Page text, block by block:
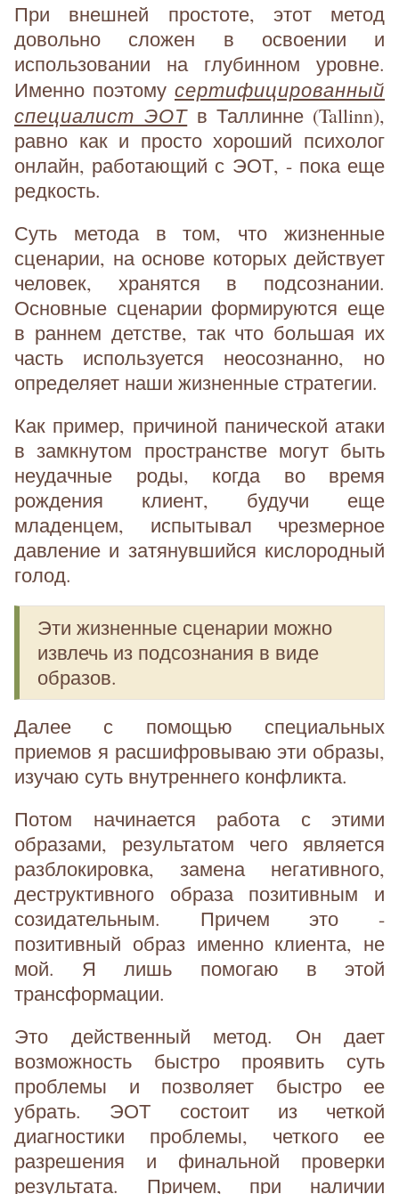
При внешней простоте, этот метод
довольно сложен в освоении и
использовании на глубинном уровне.
Именно поэтому сертифицированный
специалист ЭОТв Таллинне (Tallinn),
равно как и просто хороший психолог
онлайн, работающий с ЭОТ, - пока еще
редкость.
Суть метода в том, что жизненные
сценарии, на основе которых действует
человек, хранятся в подсознании.
Основные сценарии формируются еще
в раннем детстве, так что большая их
часть используется неосознанно, но
определяет наши жизненные стратегии.
Как пример, причиной панической атаки
в замкнутом пространстве могут быть
неудачные роды, когда во время
рождения клиент, будучи еще
младенцем, испытывал чрезмерное
давление и затянувшийся кислородный
голод.
Эти жизненные сценарии можно
извлечь из подсознания в виде
образов.
Далее с помощью специальных
приемов я расшифровываю эти образы,
изучаю суть внутреннего конфликта.
Потом начинается работа с этими
образами, результатом чего является
разблокировка, замена негативного,
деструктивного образа позитивным и
созидательным. Причем это -
позитивный образ именно клиента, не
мой. Я лишь помогаю в этой
трансформации.
Это действенный метод. Он дает
возможность быстро проявить суть
проблемы и позволяет быстро ее
убрать. ЭОТ состоит из четкой
диагностики проблемы, четкого ее
разрешения и финальной проверки
результата. Причем, при наличии